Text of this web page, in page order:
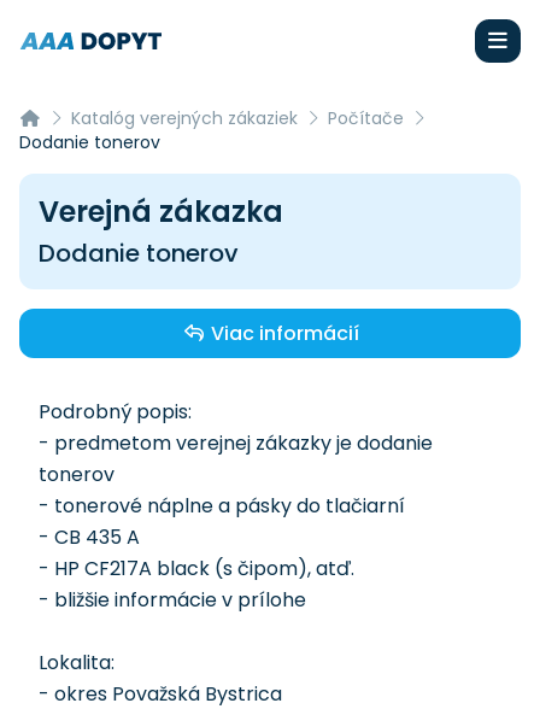
Katalóg verejných zákaziek
Počítače
Dodanie tonerov
Verejná zákazka
Dodanie tonerov
Viac informácií
Podrobný popis:
- predmetom verejnej zákazky je dodanie
tonerov
- tonerové náplne a pásky do tlačiarní
- CB 435 A
- HP CF217A black (s čipom), atď.
- bližšie informácie v prílohe
Lokalita:
- okres Považská Bystrica